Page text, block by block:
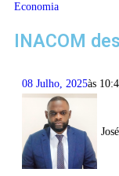
Economia
INACOM
08 Julho, 2025às